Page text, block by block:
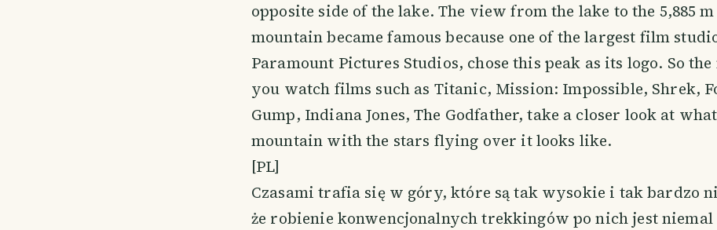
opposite side of the lake. The view from the lake to the 5,885
mountain became famous because one of the largest film
Paramount Pictures Studios, chose this peak as its logo. So
you watch films such as Titanic, Mission: Impossible, Shrek,
Gump, Indiana Jones, The Godfather, take a closer look at
mountain with the stars flying over it looks like.
[PL]
Czasami trafia się w góry, które są tak wysokie i tak bardzo
że robienie konwencjonalnych trekkingów po nich jest niemal